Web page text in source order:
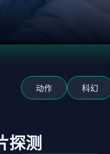
动作 科幻
探测